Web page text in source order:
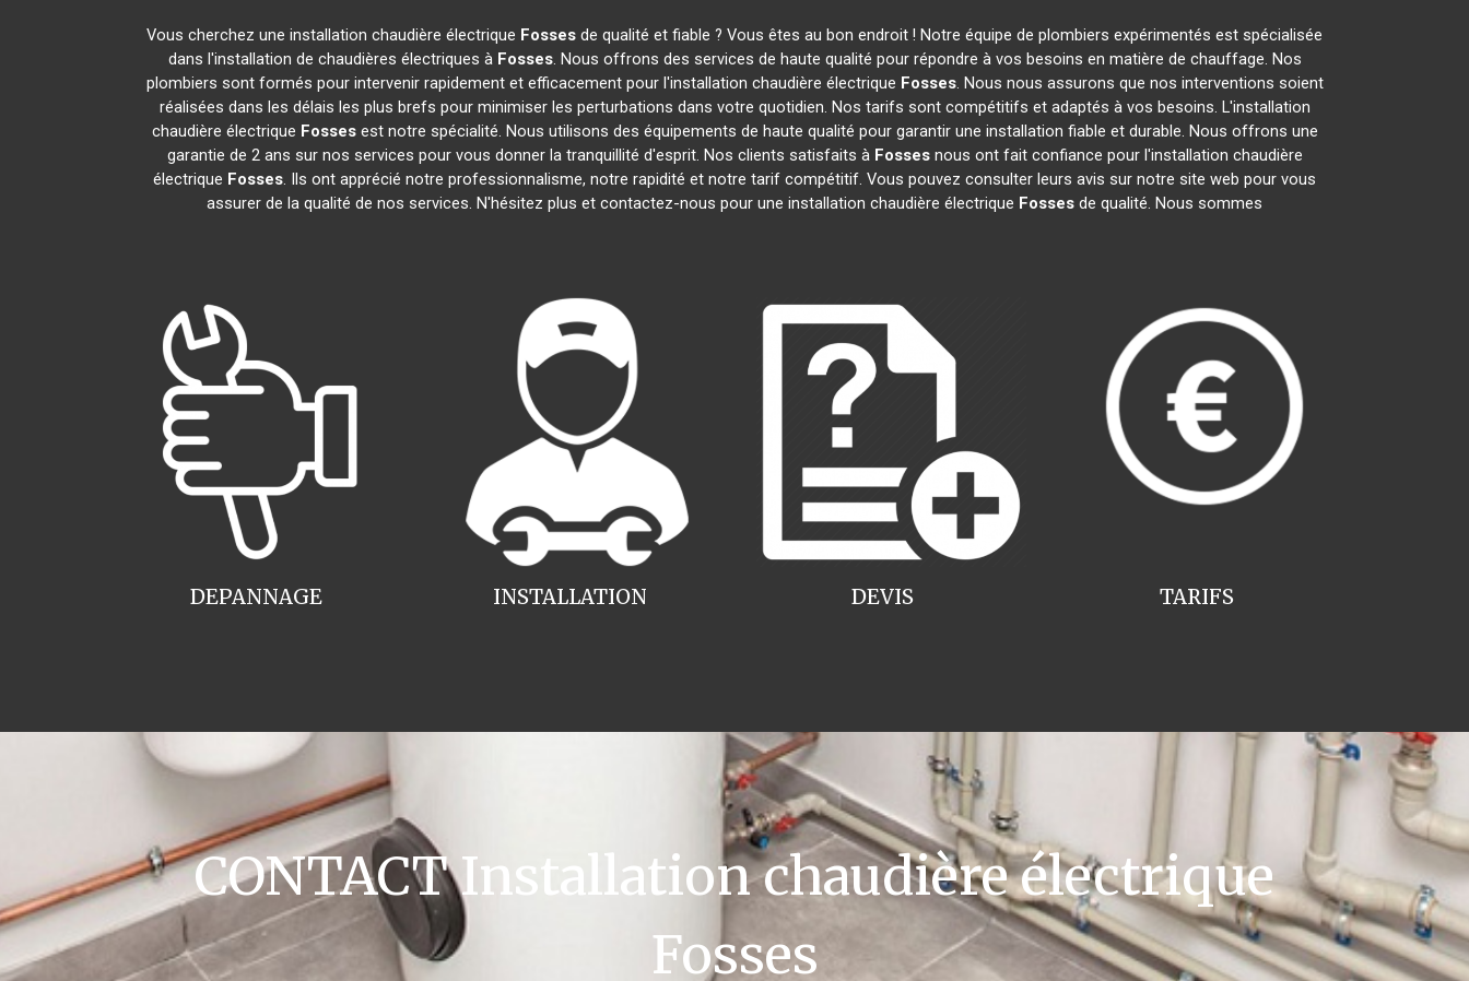
Vous cherchez une installation chaudière électrique Fosses de qualité et fiable ? Vous êtes au bon endroit ! Notre équipe de plombiers expérimentés est spécialisée
dans l'installation de chaudières électriques à Fosses. Nous offrons des services de haute qualité pour répondre à vos besoins en matière de chauffage. Nos
plombiers sont formés pour intervenir rapidement et efficacement pour l'installation chaudière électrique Fosses. Nous nous assurons que nos interventions soient
réalisées dans les délais les plus brefs pour minimiser les perturbations dans votre quotidien. Nos tarifs sont compétitifs et adaptés à vos besoins. L'installation
chaudière électrique Fossesest notre spécialité. Nous utilisons des équipements de haute qualité pour garantir une installation fiable et durable. Nous offrons une
garantie de 2 ans sur nos services pour vous donner la tranquillité d'esprit. Nos clients satisfaits à Fossesnous ont fait confiance pour l'installation chaudière
électrique Fosses. Ils ont apprécié notre professionnalisme, notre rapidité et notre tarif compétitif. Vous pouvez consulter leurs avis sur notre site web pour vous
assurer de la qualité de nos services. N'hésitez plus et contactez-nous pour une installation chaudière électrique Fosses de qualité. Nous sommes
INSTALLATION
DEPANNAGE TARIFS
DEVIS
CONTACT Installation chaudière électrique
Fosses